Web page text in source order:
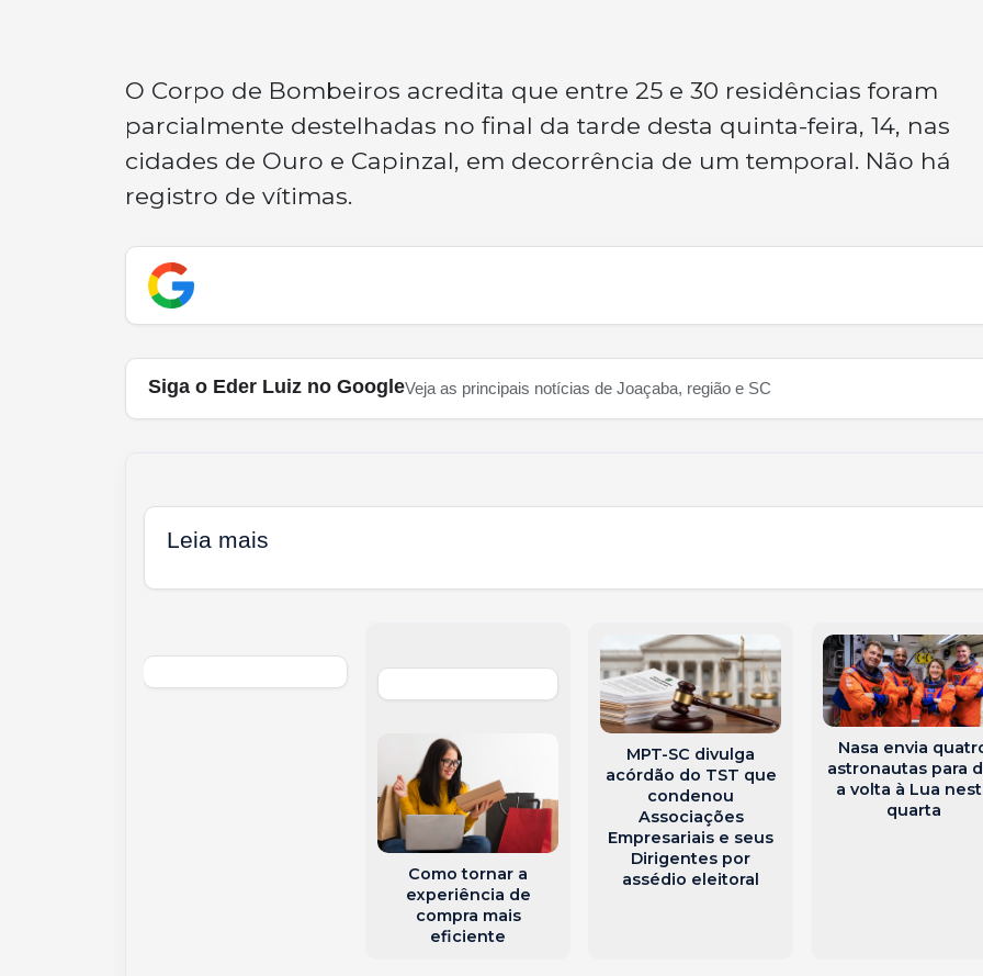
O Corpo de Bombeiros acredita que entre 25 e 30 residências foram
parcialmente destelhadas no final da tarde desta quinta-feira, 14, nas
cidades de Ouro e Capinzal, em decorrência de um temporal. Não há
registro de vítimas.
Siga o Eder Luiz no GoogleVeja as principais notícias de Joaçaba, região e SC
Leia mais
Como tornar a
experiência de
compra mais
eficiente
MPT-SC divulga
acórdão do TST que
condenou
Associações
Empresariais e seus
Dirigentes por
assédio eleitoral
Nasa envia
astronautas para
a volta à Lua
quarta